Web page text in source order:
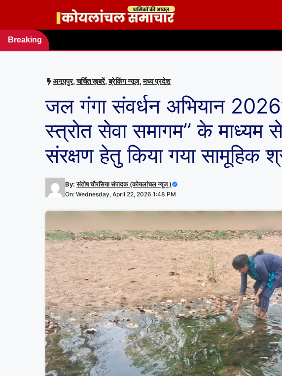
content
Breaking
अनूपपुर,चर्चित ख़बरें,ब्रेकिंग न्यूज,मध्य प्रदेश
जल गंगा संवर्धन अभियान
स्त्रोत सेवा समागम’’ के माध्यम
संरक्षण हेतु किया गया सामूहिक
By:संतोष चौरसिया संपादक (कोयलांचल न्यूज )
On: Wednesday, April 22, 2026 1:48 PM